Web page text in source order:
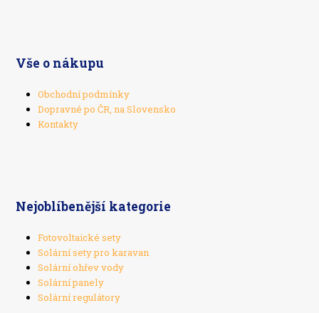
Vše o nákupu
Obchodní podmínky
Dopravné po ČR, na Slovensko
Kontakty
Nejoblíbenější kategorie
Fotovoltaické sety
Solární sety pro karavan
Solární ohřev vody
Solární panely
Solární regulátory